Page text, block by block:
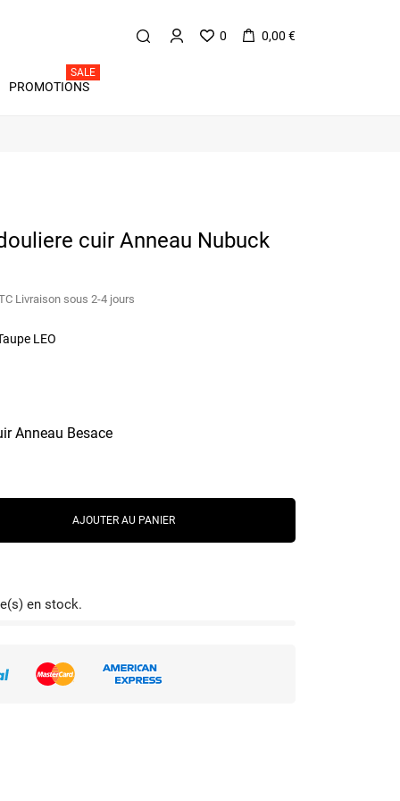
0 0,00 €
PROMOTIONS
SALE
cuir Anneau Nubuck
Livraison sous 2-4 jours
LEO
Anneau Besace
AJOUTER AU PANIER
en stock.